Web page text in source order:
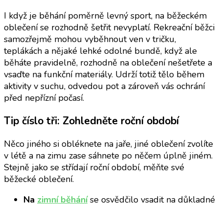
I když je běhání poměrně levný sport, na běžeckém
oblečení se rozhodně šetřit nevyplatí. Rekreační běžci
samozřejmě mohou vyběhnout ven v tričku,
teplákách a nějaké lehké odolné bundě, když ale
běháte pravidelně, rozhodně na oblečení nešetřete a
vsaďte na funkční materiály. Udrží totiž tělo během
aktivity v suchu, odvedou pot a zároveň vás ochrání
před nepřízní počasí.
Tip číslo tři: Zohledněte roční období
Něco jiného si obléknete na jaře, jiné oblečení zvolíte
v létě a na zimu zase sáhnete po něčem úplně jiném.
Stejně jako se střídají roční období, měňte své
běžecké oblečení.
Na zimní běháníse osvědčilo vsadit na důkladné